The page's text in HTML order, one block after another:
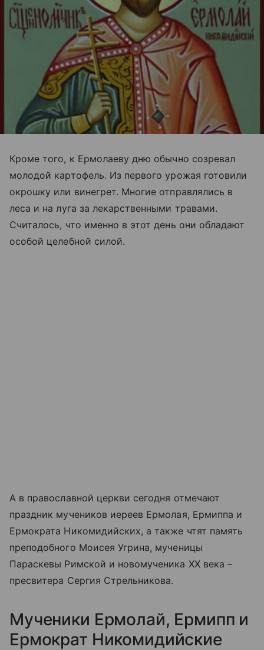
Кроме того, к Ермолаеву дню обычно созревал
молодой картофель. Из первого урожая готовили
окрошку или винегрет. Многие отправлялись в
леса и на луга за лекарственными травами.
Считалось, что именно в этот день они обладают
особой целебной силой.
А в православной церкви сегодня отмечают
праздник мучеников иереев Ермолая, Ермиппа и
Ермократа Никомидийских, а также чтят память
преподобного Моисея Угрина, мученицы
Параскевы Римской и новомученика XX века –
пресвитера Сергия Стрельникова.
Мученики Ермолай, Ермипп и
Ермократ Никомидийские